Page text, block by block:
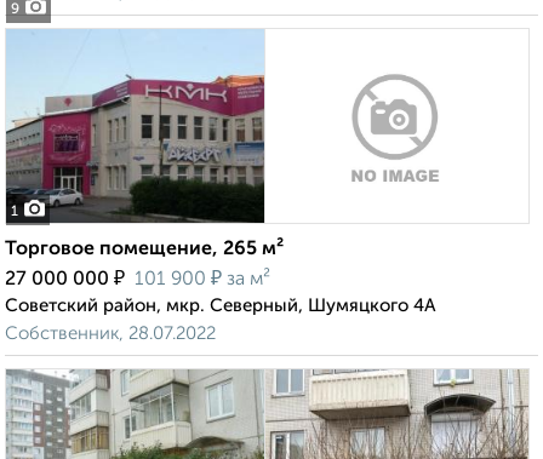
9
1
Торговое помещение, 265 м²
27 000 000 ₽ 101 900 ₽ за м²
Советский район, мкр. Северный, Шумяцкого 4А
Собственник, 28.07.2022